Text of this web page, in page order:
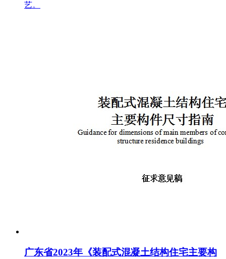
艺。
广东省2023年《装配式混凝土结构住宅主要构